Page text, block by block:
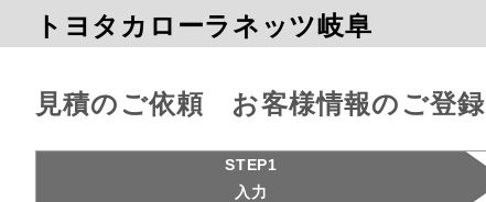
トヨタカローラネッツ岐阜
見積のご依頼 お客様情報のご登録
STEP1
入力